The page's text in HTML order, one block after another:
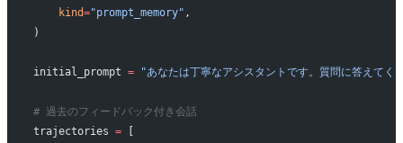
    kind
="prompt_memory" ,
)
initial_prompt = "あなたは丁寧なアシスタントです。質問に答えてく
# 過去のフィードバック付き会話
trajectories = [